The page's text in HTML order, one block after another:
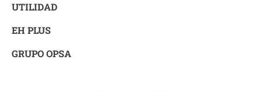
UTILIDAD
EH PLUS
GRUPO OPSA